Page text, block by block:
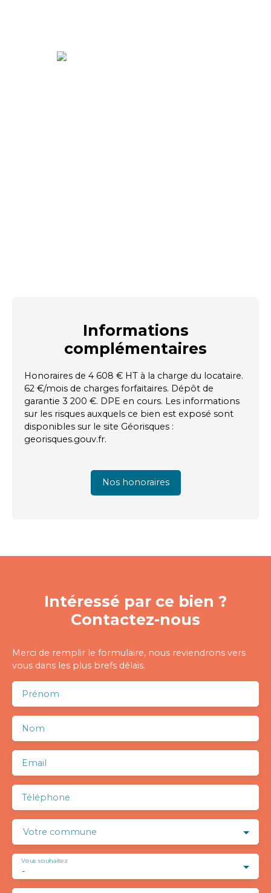
Informations
complémentaires
Honoraires de 4 608 € HT à la charge du locataire.
62 €/mois de charges forfaitaires. Dépôt de
garantie 3 200 €. DPE en cours. Les informations
sur les risques auxquels ce bien est exposé sont
disponibles sur le site Géorisques :
georisques.gouv.fr.
Nos honoraires
Intéressé par ce bien ?
Contactez-nous
Merci de remplir le formulaire, nous reviendrons vers
vous dans les plus brefs délais.
Prénom
Nom
Email
Téléphone
Votre commune
-
Vous souhaitez